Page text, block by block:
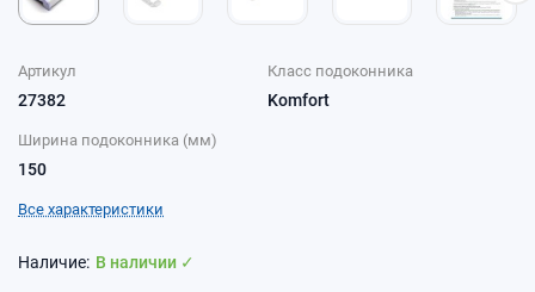
Артикул
27382
Класс подоконника
Komfort
Ширина подоконника (мм)
150
Все характеристики
В наличии ✓